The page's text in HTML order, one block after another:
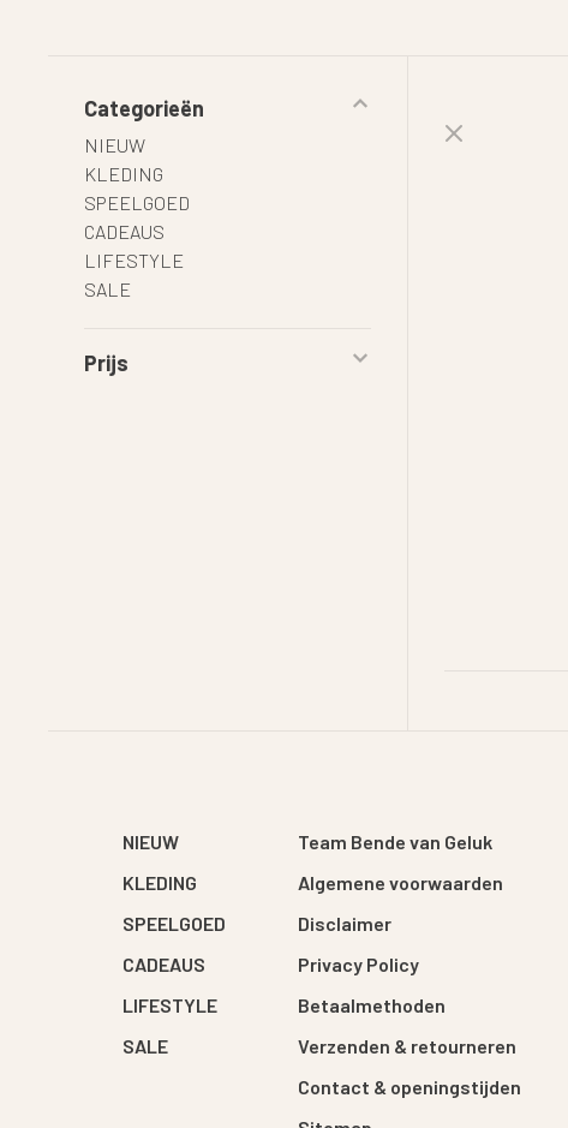
Categorieën
NIEUW
KLEDING
SPEELGOED
CADEAUS
LIFESTYLE
SALE
Prijs
NIEUW
KLEDING
SPEELGOED
CADEAUS
LIFESTYLE
SALE
Team Bende van Geluk
Algemene voorwaarden
Disclaimer
Privacy Policy
Betaalmethoden
Verzenden & retourneren
Contact & openingstijden